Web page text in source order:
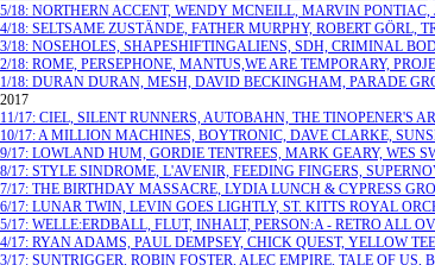
5/18: NORTHERN ACCENT, WENDY MCNEILL, MARVIN
4/18: SELTSAME ZUSTÄNDE, FATHER MURPHY, ROBERT GÖRL,
3/18: NOSEHOLES, SHAPESHIFTINGALIENS, SDH, CRIMINAL
2/18: ROME, PERSEPHONE, MANTUS,WE ARE TEMPORARY,
1/18: DURAN DURAN, MESH, DAVID BECKINGHAM, PARADE
2017
11/17: CIEL, SILENT RUNNERS, AUTOBAHN, THE TINOPENER'S
10/17: A MILLION MACHINES, BOYTRONIC, DAVE CLARKE,
9/17: LOWLAND HUM, GORDIE TENTREES, MARK GEARY, WES
8/17: STYLE SINDROME, L'AVENIR, FEEDING FINGERS,
7/17: THE BIRTHDAY MASSACRE, LYDIA LUNCH & CYPRESS
6/17: LUNAR TWIN, LEVIN GOES LIGHTLY, ST. KITTS ROYAL
5/17: WELLE:ERDBALL, FLUT, INHALT, PERSON:A - RETRO ALL
4/17: RYAN ADAMS, PAUL DEMPSEY, CHICK QUEST, YELLOW
3/17: SUNTRIGGER, ROBIN FOSTER, ALEC EMPIRE, TALE OF